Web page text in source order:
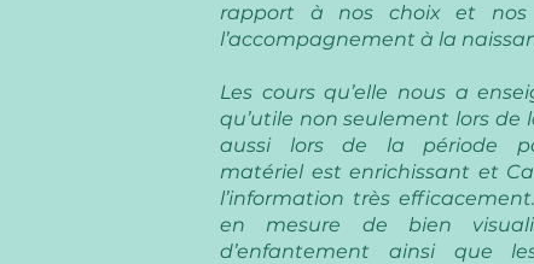
rapport à nos choix et
l’accompagnement à la
Les cours qu’elle nous a
qu’utile non seulement lors de
aussi lors de la période
matériel est enrichissant et
l’information très
en mesure de bien
d’enfantement ainsi que